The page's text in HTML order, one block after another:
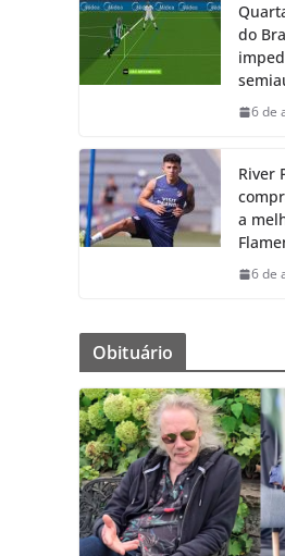
do
6 de
River
a
6 de
Obituário